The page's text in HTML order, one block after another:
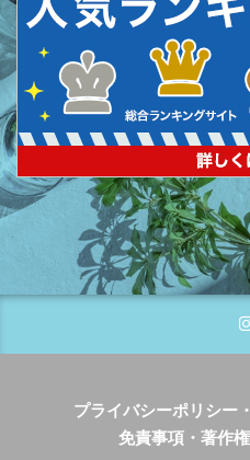
プライバシーポリシー
免責事項・著作権